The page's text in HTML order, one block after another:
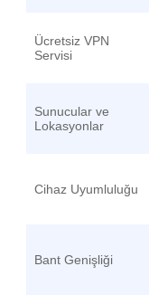
Ücretsiz VPN
Servisi
Sunucular ve
Lokasyonlar
Cihaz Uyumluluğu
Bant Genişliği